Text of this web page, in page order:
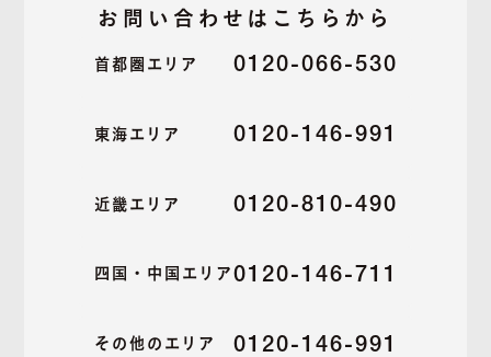
お問い合わせはこちらから
首都圏エリア 0120-066-530
東海エリア 0120-146-991
近畿エリア 0120-810-490
四国・中国エリア 0120-146-711
その他のエリア 0120-146-991